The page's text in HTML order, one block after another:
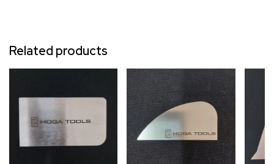
Related products